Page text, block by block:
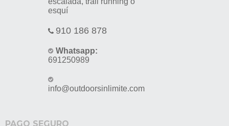
esquí
910 186 878
Whatsapp:
691250989
info@outdoorsinlimite.com
PAGO SEGURO